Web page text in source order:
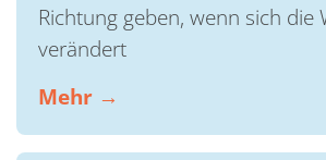
Richtung geben, wenn sich die
verändert
Mehr →